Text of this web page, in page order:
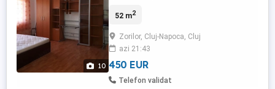
10
dar aproape de tot ce ai nevoie, s-ar putea
52 m Parter Apartamentul este complet
mobilat și utilat: Bucătărie echipată Baie ...
52 m2
Zorilor, Cluj-Napoca, Cluj
azi 21:43
450 EUR
Telefon validat